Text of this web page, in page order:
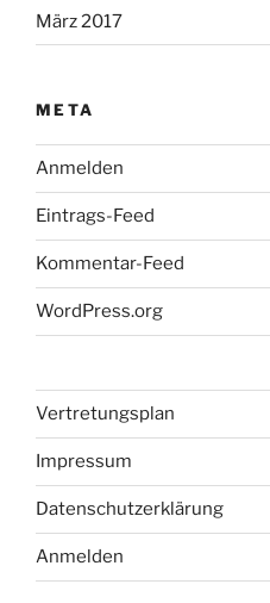
März 2017
META
Anmelden
Eintrags-Feed
Kommentar-Feed
WordPress.org
Vertretungsplan
Impressum
Datenschutzerklärung
Anmelden